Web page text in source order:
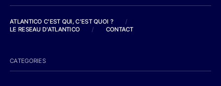
ATLANTICO C'EST QUI, C'EST QUOI ?
/
LE RESEAU D'ATLANTICO
/ CONTACT
CATEGORIES